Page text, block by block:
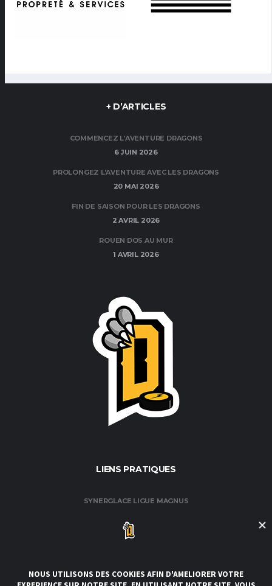
+ D’ARTICLES
COMMENCEZ L’AVENTURE DRAGONS
6 JUIN 2026
PROLONGEZ L’AVENTURE AVEC LES DRAGONS
20 MAI 2026
FIN DE SAISON POUR LES DRAGONS
2 AVRIL 2026
ROUEN DOS AU MUR
1 AVRIL 2026
LIENS PRATIQUES
SYNERGLACE LIGUE MAGNUS
FÉDÉRATION FRANÇAISE DE HOCKEY / GLACE
CLUB DE HOCKEY AMATEUR DE ROUEN
CONDITIONS GÉNÉRALES DE VENTE ET D’UTILISATION